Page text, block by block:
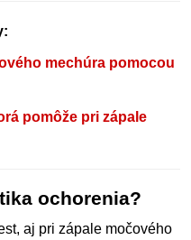
mechúra pomocou
pomôže pri zápale
ochorenia?
aj pri zápale močového